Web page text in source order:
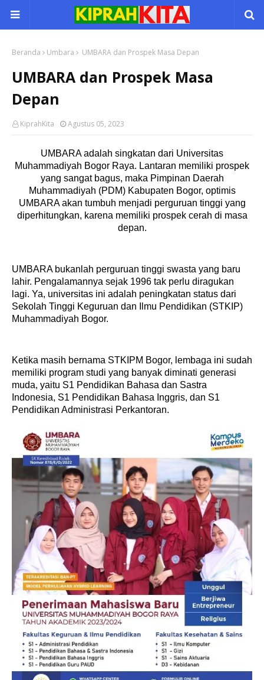
Beranda Umbara UMBARA dan Prospek Masa Depan
UMBARA dan Prospek Masa
Depan
KiprahKita Agustus 05, 2023
UMBARA adalah singkatan dari Universitas
Muhammadiyah Bogor Raya. Lantaran memiliki prospek
yang sangat bagus, maka Pimpinan Daerah
Muhammadiyah (PDM) Kabupaten Bogor, optimis
UMBARA akan tumbuh menjadi perguruan tinggi yang
diperhitungkan, karena memiliki prospek cerah di masa
depan.
UMBARA bukanlah perguruan tinggi swasta yang baru
lahir. Pengalamannya sejak 1996 tak perlu diragukan
lagi. Ya, universitas ini adalah peningkatan status dari
Sekolah Tinggi Keguruan dan Ilmu Pendidikan (STKIP)
Muhammadiyah Bogor.
Ketika masih bernama STKIPM Bogor, lembaga ini sudah
memiliki program studi yang banyak diminati generasi
muda, yaitu S1 Pendidikan Bahasa dan Sastra
Indonesia, S1 Pendidikan Bahasa Inggris, dan S1
Pendidikan Administrasi Perkantoran.